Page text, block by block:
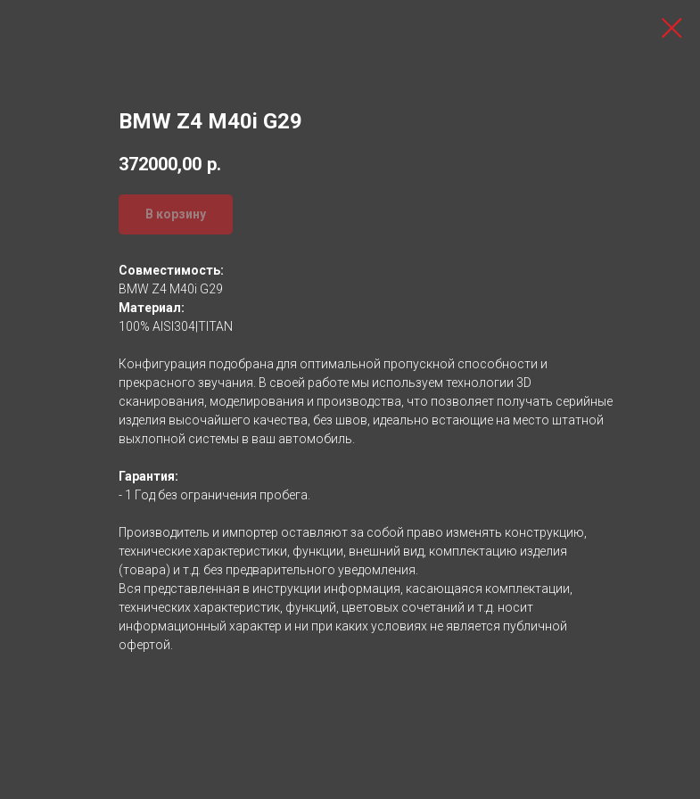
BMW Z4 M40i G29
372000,00 р.
В корзину
Совместимость:
BMW Z4 M40i G29
Материал:
100% AISI304|TITAN
Конфигурация подобрана для оптимальной пропускной способности и
прекрасного звучания. В своей работе мы используем технологии 3D
сканирования, моделирования и производства, что позволяет получать серийные
изделия высочайшего качества, без швов, идеально встающие на место штатной
выхлопной системы в ваш автомобиль.
Гарантия:
- 1 Год без ограничения пробега.
Производитель и импортер оставляют за собой право изменять конструкцию,
технические характеристики, функции, внешний вид, комплектацию изделия
(товара) и т.д. без предварительного уведомления.
Вся представленная в инструкции информация, касающаяся комплектации,
технических характеристик, функций, цветовых сочетаний и т.д. носит
информационный характер и ни при каких условиях не является публичной
офертой.